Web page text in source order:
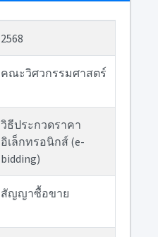
2568
คณะวิศวกรรมศาสตร์
วิธีประกวดราคา
อิเล็กทรอนิกส์ (e-
bidding)
สัญญาซื้อขาย